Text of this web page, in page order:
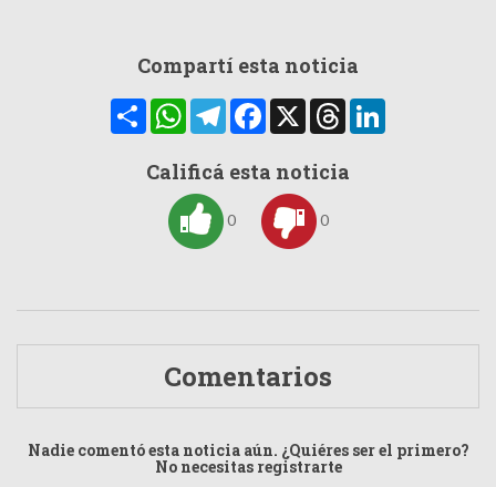
Compartí esta noticia
CompartirWhatsAppTelegramFacebook
X Threads
Calificá esta noticia
0 0
Comentarios
Nadie comentó esta noticia aún. ¿Quiéres ser el primero?
No necesitas registrarte